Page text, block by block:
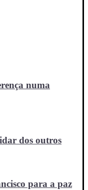
numa
dos outros
para a paz